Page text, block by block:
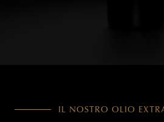
IL NOSTRO OLIO